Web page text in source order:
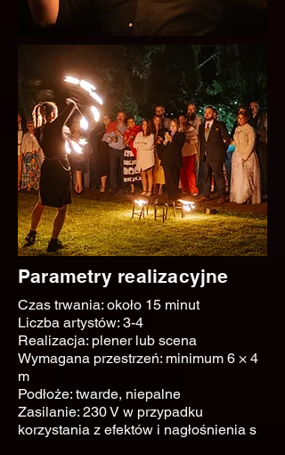
Parametry realizacyjne
Czas trwania: około 15 minut
Liczba artystów: 3-4
Realizacja: plener lub scena
Wymagana przestrzeń: minimum 6 × 4
m
Podłoże: twarde, niepalne
Zasilanie: 230 V w przypadku
korzystania z efektów i nagłośnienia s